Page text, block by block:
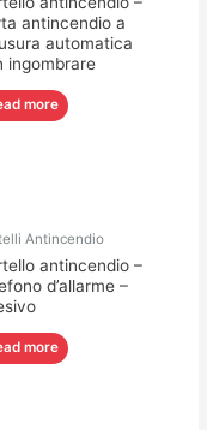
antincendio a
automatica
ingombrare
more
Antincendio
antincendio –
d’allarme –
more